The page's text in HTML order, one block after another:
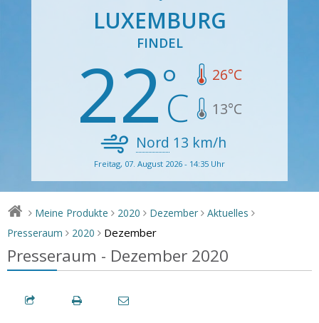
LUXEMBURG
FINDEL
22 26°C
13°C
Nord 13 km/h
Freitag, 07. August 2026 - 14:35 Uhr
> Meine Produkte > 2020 > Dezember > Aktuelles >
Presseraum > 2020 > Dezember
Presseraum - Dezember 2020